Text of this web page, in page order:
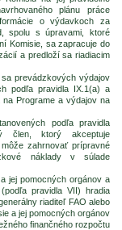
plánu práce
o výdavkoch za
spolu s úpravami, ktoré
Komisie, sa zapracuje do
a predloží sa riadiacim
prevádzkových výdajov
podľa pravidla IX.1(a) a
Programe a výdajov na
podľa pravidla
člen, ktorý akceptuje
zahrnovať prípravné
náklady v súlade
jej pomocných orgánov a
pravidla VII) hradia
riaditeľ FAO alebo
a jej pomocných orgánov
finančného rozpočtu